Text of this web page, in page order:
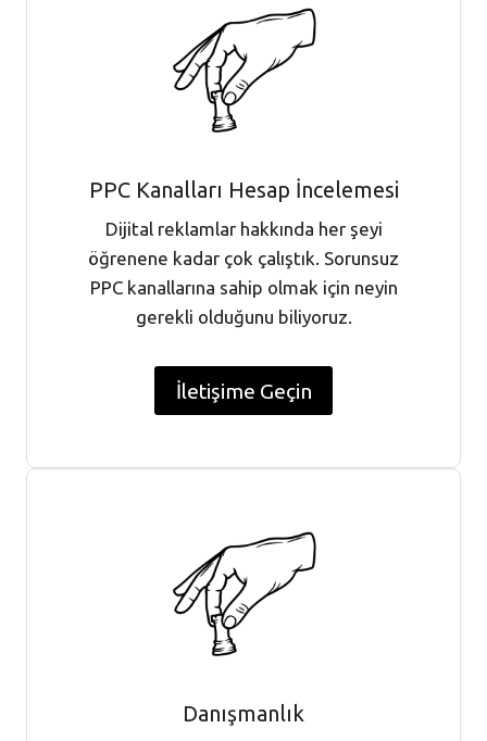
PPC Kanalları Hesap İncelemesi
Dijital reklamlar hakkında her şeyi
öğrenene kadar çok çalıştık. Sorunsuz
PPC kanallarına sahip olmak için neyin
gerekli olduğunu biliyoruz.
İletişime Geçin
Danışmanlık